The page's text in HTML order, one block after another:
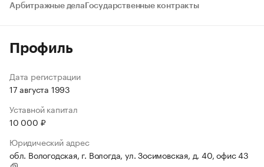
Арбитражные дела Государственные контракты
Профиль
Дата регистрации
17 августа 1993
Уставной капитал
10 000 ₽
Юридический адрес
обл. Вологодская, г. Вологда, ул. Зосимовская, д. 40, офис 43